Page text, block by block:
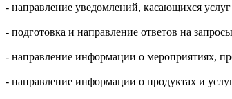
- направление уведомлений, касающихся
- подготовка и направление ответов на
- направление информации о мероприятиях,
- направление информации о продуктах и